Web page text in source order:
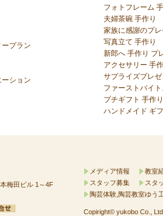
プラン
ション
フォトフレーム
夫婦茶碗 手作り
家族に感謝のプ
写真立て 手作り
新郎へ 手作り プ
アクセサリー 手
サプライズプレ
ファーストバイ
プチギフト 手作り
ハンドメイド ギ
梅田ビル 1～4F
メディア情報
教室
スタッフ募集
スタ
陶芸体験,陶芸教室ゆう
Copiright© yukobo Co.,